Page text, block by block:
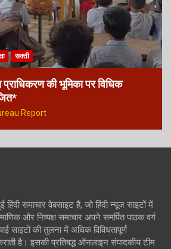
सक्ती
की भूमिका पर विधिक
Report
समाचार वेबसाइट है, जो हिंदी न्यूज साइटों में
और निष्पक्ष समाचार अपने समर्पित पाठक वर्ग
साइटों की तुलना में अधिक विविधतापूर्ण
है। इसकी प्रतिबद्ध ऑनलाइन संपादकीय टीम